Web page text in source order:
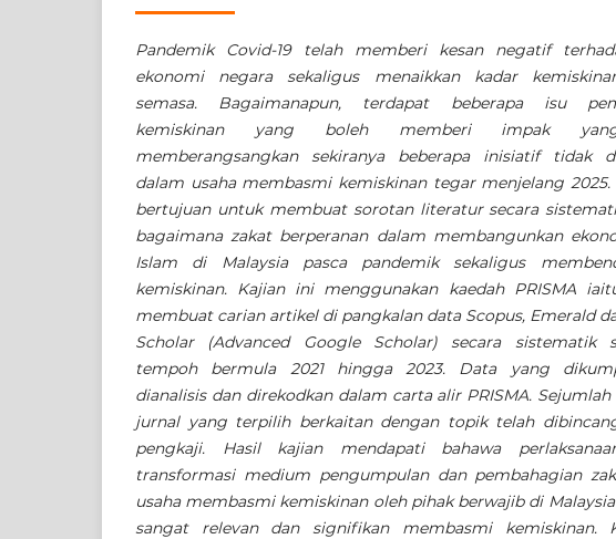
Pandemik Covid-19 telah memberi kesan negatif
ekonomi negara sekaligus menaikkan kadar
semasa. Bagaimanapun, terdapat beberapa isu
kemiskinan yang boleh memberi impak
memberangsangkan sekiranya beberapa inisiatif tidak
dalam usaha membasmi kemiskinan tegar menjelang 2025.
bertujuan untuk membuat sorotan literatur secara
bagaimana zakat berperanan dalam membangunkan
Islam di Malaysia pasca pandemik sekaligus
kemiskinan. Kajian ini menggunakan kaedah PRISMA
membuat carian artikel di pangkalan data Scopus, Emerald
Scholar (Advanced Google Scholar) secara sistematik
tempoh bermula 2021 hingga 2023. Data yang
dianalisis dan direkodkan dalam carta alir PRISMA.
jurnal yang terpilih berkaitan dengan topik telah
pengkaji. Hasil kajian mendapati bahawa
transformasi medium pengumpulan dan pembahagian
usaha membasmi kemiskinan oleh pihak berwajib di
sangat relevan dan signifikan membasmi kemiskinan.